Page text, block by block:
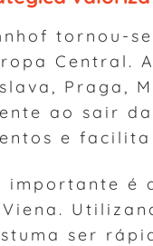
tornou-
Central.
Praga,
ao sair
e
importante é
ser